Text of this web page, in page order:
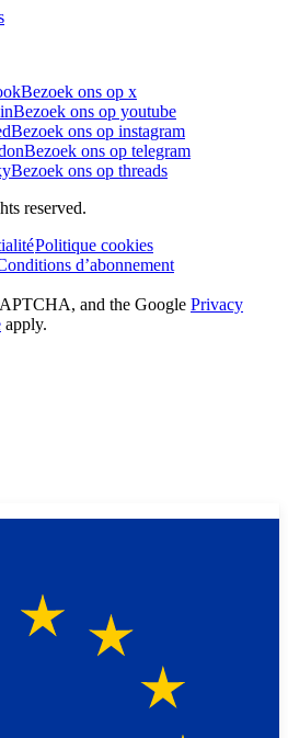
Bezoek ons op x
Bezoek ons op youtube
Bezoek ons op instagram
Bezoek ons op telegram
Bezoek ons op threads
reserved.
Politique cookies
d’abonnement
and the Google Privacy
apply.